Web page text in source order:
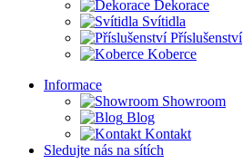
Dekorace
Svítidla
Příslušenství
Koberce
Informace
Showroom
Blog
Kontakt
Sledujte nás na sítích